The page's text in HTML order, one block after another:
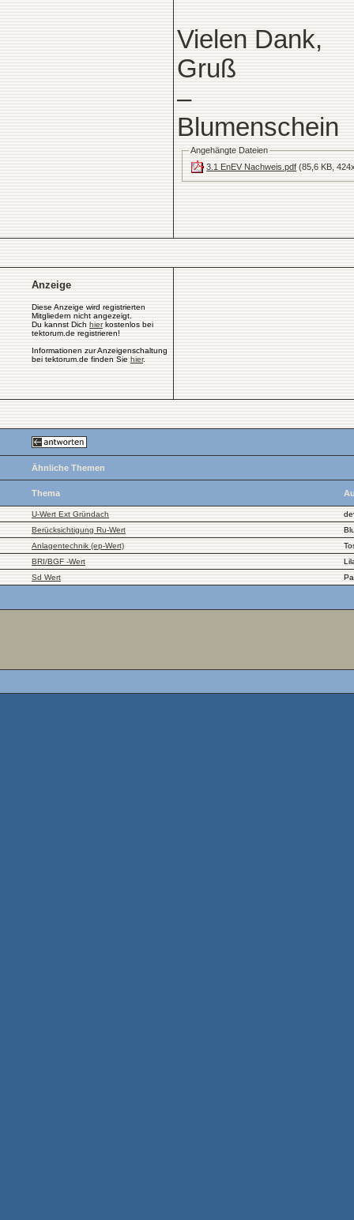
Vielen Dank,
Gruß
–
Blumenschein
Angehängte Dateien
3.1 EnEV Nachweis.pdf(85,6 KB,
Anzeige
Diese Anzeige wird registrierten
Mitgliedern nicht angezeigt.
Du kannst Dich hierkostenlos bei
tektorum.de registrieren!
Informationen zur Anzeigenschaltung
bei tektorum.de finden Sie hier.
Ähnliche Themen
Thema
U-Wert Ext Gründach
Berücksichtigung Ru-Wert
Anlagentechnik (ep-Wert)
BRI/BGF -Wert
Sd Wert